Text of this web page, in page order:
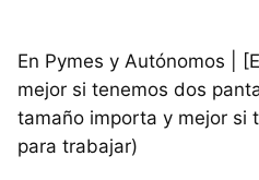
En Pymes y Autónomos |
mejor si tenemos dos
tamaño importa y mejor si
para trabajar)